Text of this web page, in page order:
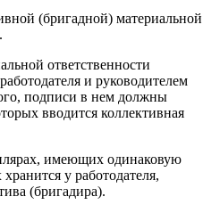
(бригадной) материальной
ответственности
и руководителем
подписи в нем должны
вводится коллективная
имеющих одинаковую
у работодателя,
(бригадира).